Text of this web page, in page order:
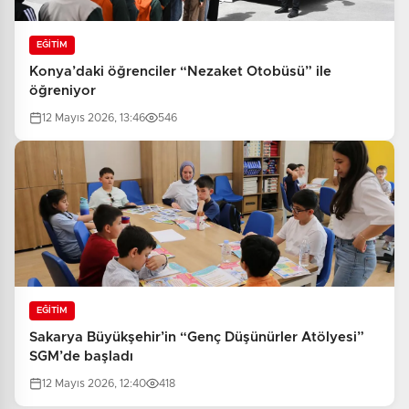
EĞİTİM
Konya’daki öğrenciler “Nezaket Otobüsü” ile
öğreniyor
12 Mayıs 2026, 13:46 546
EĞİTİM
Sakarya Büyükşehir’in “Genç Düşünürler Atölyesi”
SGM’de başladı
12 Mayıs 2026, 12:40 418